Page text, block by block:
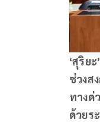
‘สุริย
ช่วงส
ทางด่
ด้วยร